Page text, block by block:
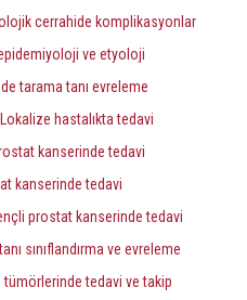
cerrahide komplikasyonlar
ve etyoloji
tarama tanı evreleme
hastalıkta tedavi
kanserinde tedavi
kanserinde tedavi
prostat kanserinde tedavi
sınıflandırma ve evreleme
tümörlerinde tedavi ve takip